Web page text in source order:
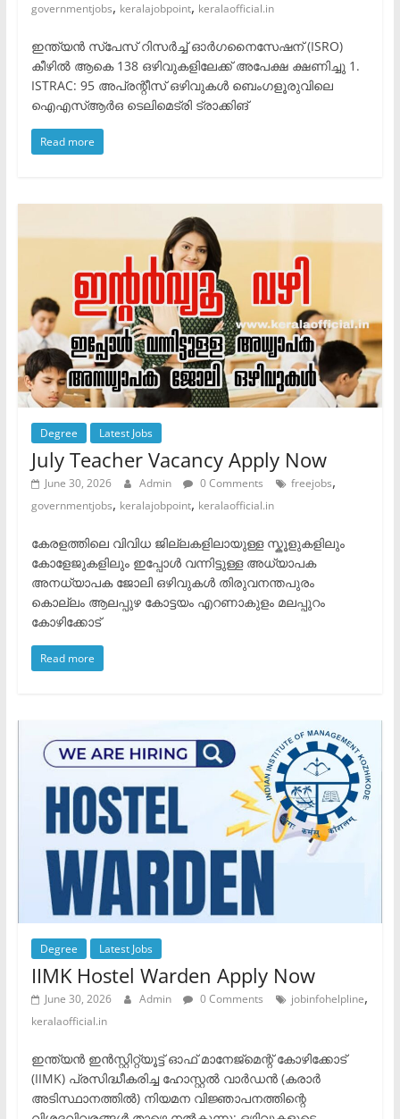
governmentjobs, keralajobpoint, keralaofficial.in
ഇന്ത്യൻ സ്പേസ് റിസർച്ച് ഓർഗനൈസേഷന് (ISRO)
കീഴിൽ ആകെ 138 ഒഴിവുകളിലേക്ക് അപേക്ഷ ക്ഷണിച്ചു ​1.
ISTRAC: 95 അപ്രന്റീസ് ഒഴിവുകൾ ​ബെംഗളൂരുവിലെ
ഐഎസ്ആർഒ ടെലിമെട്രി ട്രാക്കിങ്
Read more
Degree Latest Jobs
July Teacher Vacancy Apply Now
June 30, 2026 Admin 0 Comments freejobs,
governmentjobs, keralajobpoint, keralaofficial.in
കേരളത്തിലെ വിവിധ ജില്ലകളിലായുള്ള സ്കൂളുകളിലും
കോളേജുകളിലും ഇപ്പോൾ വന്നിട്ടുള്ള അധ്യാപക
അനധ്യാപക ജോലി ഒഴിവുകൾ ​തിരുവനന്തപുരം ​
കൊല്ലം ​ആലപ്പുഴ ​കോട്ടയം ​എറണാകുളം ​മലപ്പുറം ​
കോഴിക്കോട്
Read more
Degree Latest Jobs
IIMK Hostel Warden Apply Now
June 30, 2026 Admin 0 Comments jobinfohelpline,
keralaofficial.in
ഇന്ത്യൻ ഇൻസ്റ്റിറ്റ്യൂട്ട് ഓഫ് മാനേജ്‌മെന്റ് കോഴിക്കോട്
(IIMK) പ്രസിദ്ധീകരിച്ച ഹോസ്റ്റൽ വാർഡൻ (കരാർ
അടിസ്ഥാനത്തിൽ) നിയമന വിജ്ഞാപനത്തിന്റെ